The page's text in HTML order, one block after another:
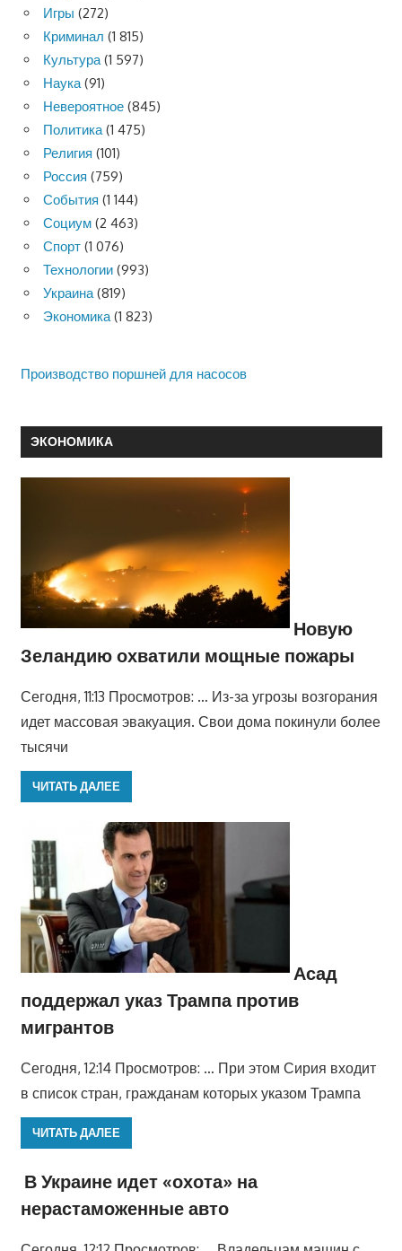
Игры (272)
Криминал (1 815)
Культура(1 597)
Наука(91)
Невероятное (845)
Политика(1 475)
Религия (101)
Россия (759)
События (1 144)
Социум (2 463)
Спорт (1 076)
Технологии (993)
Украина(819)
Экономика(1 823)
Производство поршней для насосов
ЭКОНОМИКА
Новую
Зеландию охватили мощные пожары
Сегодня, 11:13 Просмотров: … Из-за угрозы возгорания
идет массовая эвакуация. Свои дома покинули более
тысячи
ЧИТАТЬ ДАЛЕЕ
Асад
поддержал указ Трампа против
мигрантов
Сегодня, 12:14 Просмотров: … При этом Сирия входит
в список стран, гражданам которых указом Трампа
ЧИТАТЬ ДАЛЕЕ
В Украине идет «охота» на
нерастаможенные авто